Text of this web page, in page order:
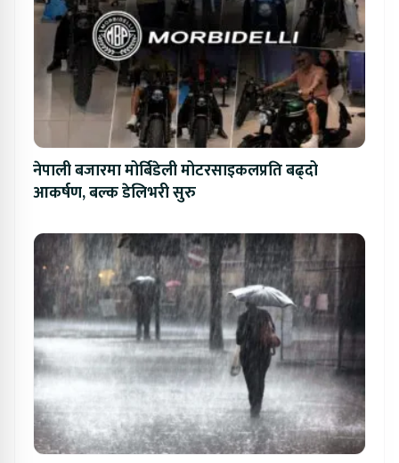
नेपाली बजारमा मोर्बिडेली मोटरसाइकलप्रति बढ्दो
आकर्षण, बल्क डेलिभरी सुरु